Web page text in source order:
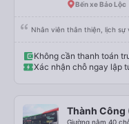
Bến xe Bảo Lộc
Nhân viên thân thiện, lịch sự
Không cần thanh toán
Xác nhận chỗ ngay lập
Thành Công
Giường nằm 40